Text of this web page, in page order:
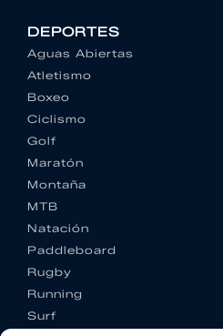
DEPORTES
Aguas Abiertas
Atletismo
Boxeo
Ciclismo
Golf
Maratón
Montaña
MTB
Natación
Paddleboard
Rugby
Running
Surf